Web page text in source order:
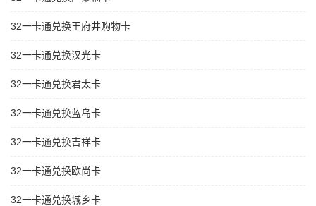
32一卡通兑换王府井购物卡
32一卡通兑换汉光卡
32一卡通兑换君太卡
32一卡通兑换蓝岛卡
32一卡通兑换吉祥卡
32一卡通兑换欧尚卡
32一卡通兑换城乡卡